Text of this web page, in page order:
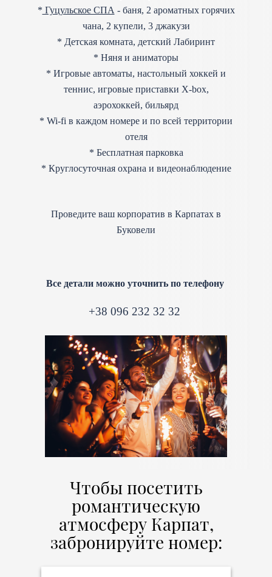
* Гуцульское СПА - баня, 2 ароматных горячих
чана, 2 купели, 3 джакузи
* Детская комната, детский Лабиринт
* Няня и аниматоры
* Игровые автоматы, настольный хоккей и
теннис, игровые приставки X-box,
аэрохоккей, бильярд
* Wi-fi в каждом номере и по всей территории
отеля
* Бесплатная парковка
* Круглосуточная охрана и видеонаблюдение
Проведите ваш корпоратив в Карпатах в
Буковели
Все детали можно уточнить по телефону
+38 096 232 32 32
Чтобы посетить
романтическую
атмосферу Карпат,
забронируйте номер: